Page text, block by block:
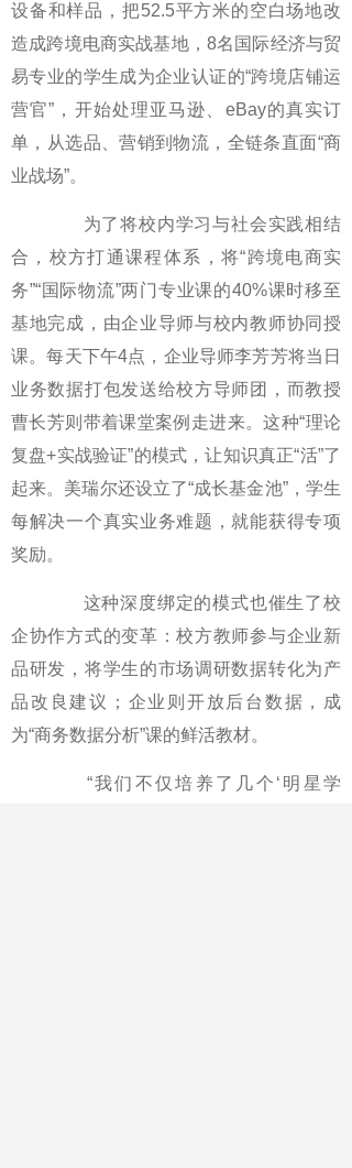
设备和样品，把52.5平方米的空白场地改
造成跨境电商实战基地，8名国际经济与贸
易专业的学生成为企业认证的“跨境店铺运
营官”，开始处理亚马逊、eBay的真实订
单，从选品、营销到物流，全链条直面“商
业战场”。
为了将校内学习与社会实践相结
合，校方打通课程体系，将“跨境电商实
务”“国际物流”两门专业课的40%课时移至
基地完成，由企业导师与校内教师协同授
课。每天下午4点，企业导师李芳芳将当日
业务数据打包发送给校方导师团，而教授
曹长芳则带着课堂案例走进来。这种“理论
复盘+实战验证”的模式，让知识真正“活”了
起来。美瑞尔还设立了“成长基金池”，学生
每解决一个真实业务难题，就能获得专项
奖励。
这种深度绑定的模式也催生了校
企协作方式的变革：校方教师参与企业新
品研发，将学生的市场调研数据转化为产
品改良建议；企业则开放后台数据，成
为“商务数据分析”课的鲜活教材。
“我们不仅培养了几个‘明星学